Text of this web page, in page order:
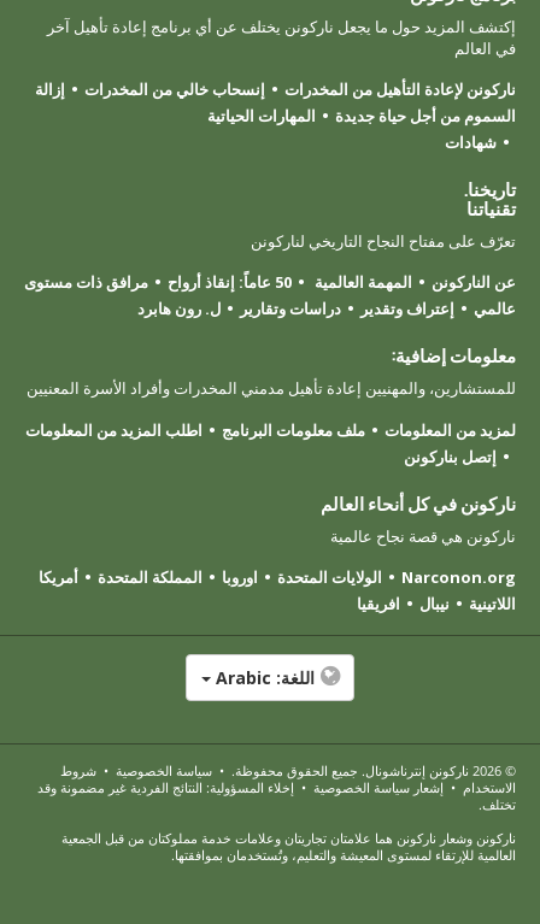
إكتشف المزيد حول ما يجعل ناركونن يختلف عن أي برنامج إعادة تأهيل آخر
في العالم
ناركونن لإعادة التأهيل من المخدرات
إنسحاب خالي من المخدرات
إزالة
السموم من أجل حياة جديدة
المهارات الحياتية
شهادات
تاريخنا.
تقنياتنا
تعرّف على مفتاح النجاح التاريخي لناركونن
عن الناركونن
المهمة العالمية 50 عاماً: إنقاذ أرواح
مرافق ذات مستوى
عالمي
إعتراف وتقدير دراسات وتقارير ل. رون هابرد
معلومات إضافية:
للمستشارين، والمهنيين إعادة تأهيل مدمني المخدرات وأفراد الأسرة المعنيين
لمزيد من المعلومات
ملف معلومات البرنامج
اطلب المزيد من المعلومات
إتصل بناركونن
ناركونن في كل أنحاء العالم
ناركونن هي قصة نجاح عالمية
Narconon.org
الولايات المتحدة اوروبا المملكة المتحدة
أمريكا
اللاتينية
نيبال افريقيا
اللغة:
© 2026 ناركونن إنترناشونال. جميع الحقوق محفوظة. • سياسة الخصوصية • شروط
الاستخدام • إشعار سياسة الخصوصية • إخلاء المسؤولية: النتائج الفردية غير مضمونة وقد
تختلف.
ناركونن وشعار ناركونن هما علامتان تجاريتان وعلامات خدمة مملوكتان من قبل الجمعية
العالمية للإرتقاء لمستوى المعيشة والتعليم، وتُستخدمان بموافقتها.